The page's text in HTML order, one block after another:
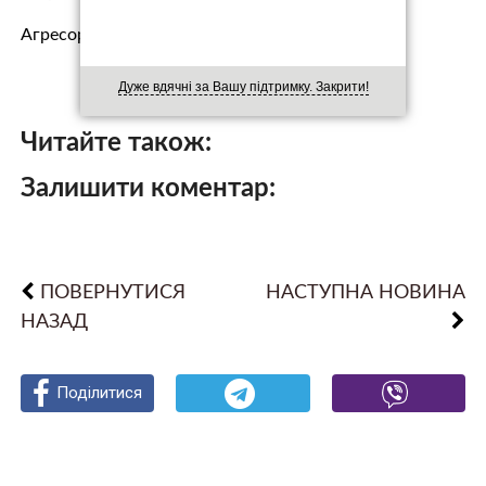
Дуже вдячні за Вашу підтримку. Закрити!
Агресор завдавав авіаударів, зокрема, по райо…
Читайте також:
Залишити коментар:
ПОВЕРНУТИСЯ
НАЗАД
НАСТУПНА НОВИНА
Поділитися